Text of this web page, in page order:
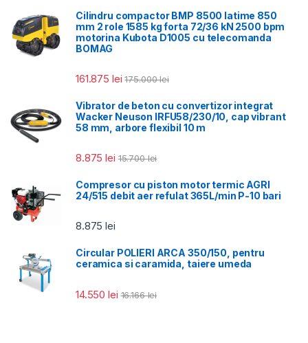
Cilindru compactor BMP 8500 latime 850
mm 2 role 1585 kg forta 72/36 kN 2500 bpm
motorina Kubota D1005 cu telecomanda
BOMAG
161.875 lei 175.000lei
Vibrator de beton cu convertizor integrat
Wacker Neuson IRFU58/230/10, cap vibrant
58 mm, arbore flexibil 10 m
8.875lei 15.700lei
Compresor cu piston motor termic AGRI
24/515 debit aer refulat 365L/min P-10 bari
8.875lei
Circular POLIERI ARCA 350/150, pentru
ceramica si caramida, taiere umeda
14.550lei 16.166lei